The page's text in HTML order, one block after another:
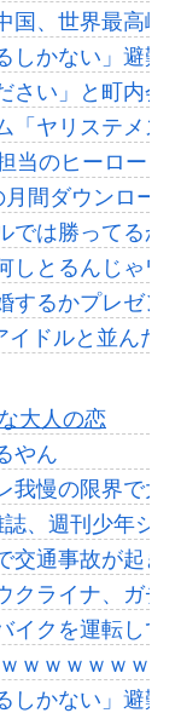
国、世界最高峰
しかない」避
さい」と町内
「ヤリステメ
当のヒーローを
間ダウンロー
では勝ってる
しとるんじゃワ
するかプレゼ
ドルと並んだ
大人の恋
やん
我慢の限界で大
誌、週刊少年
交通事故が起き
クライナ、ガチ
イクを運転し
ｗｗｗｗｗｗｗ
しかない」避